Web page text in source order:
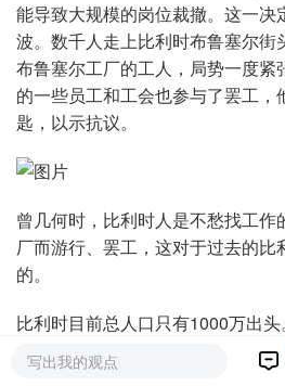
能导致大规模的岗位裁撤。这一决
波。数千人走上比利时布鲁塞尔街
布鲁塞尔工厂的工人，局势一度紧
的一些员工和工会也参与了罢工，
匙，以示抗议。
曾几何时，比利时人是不愁找工
厂而游行、罢工，这对于过去的比
的。
比利时目前总人口只有1000万出
荣期，汽车制造厂达200多家，约
相关的工作。工人很抢手，工厂需
写出我的观点